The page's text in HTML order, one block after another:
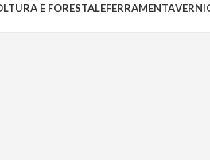
E FORESTALEFERRAMENTA